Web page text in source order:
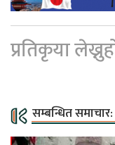
प्रतिकृया
सम्बन्धित समाचार: